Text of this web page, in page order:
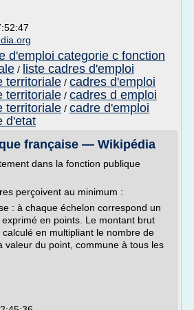
d'emploi categorie c fonction
/ liste cadres d'emploi
territoriale / cadres d'emploi
territoriale / cadres d emploi
territoriale / cadre d'emploi
d'etat
française — Wikipédia
dans la fonction publique
perçoivent au minimum :
: à chaque échelon correspond un
en points. Le montant brut
en multipliant le nombre de
valeur du point, commune à tous les